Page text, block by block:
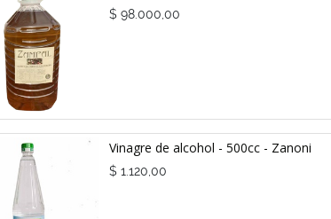
$ 98.000,00
Vinagre de alcohol - 500cc - Zanoni
$ 1.120,00